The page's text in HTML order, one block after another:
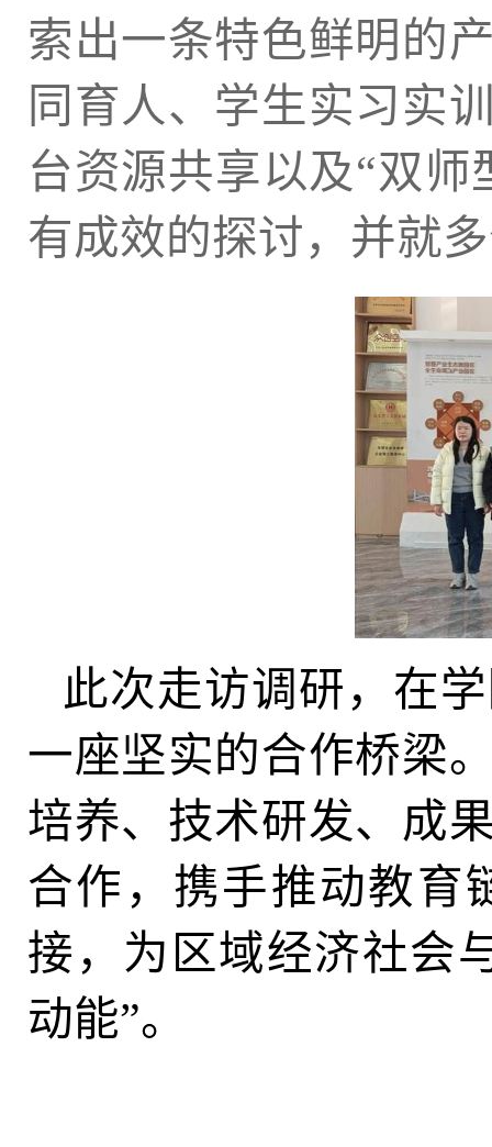
索出一条特色鲜明的
同育人、学生实习实
台资源共享以及“双师
有成效的探讨，并就
此次走访调研，在
一座坚实的合作桥梁
培养、技术研发、成
合作，携手推动教育
接，为区域经济社会
动能”。